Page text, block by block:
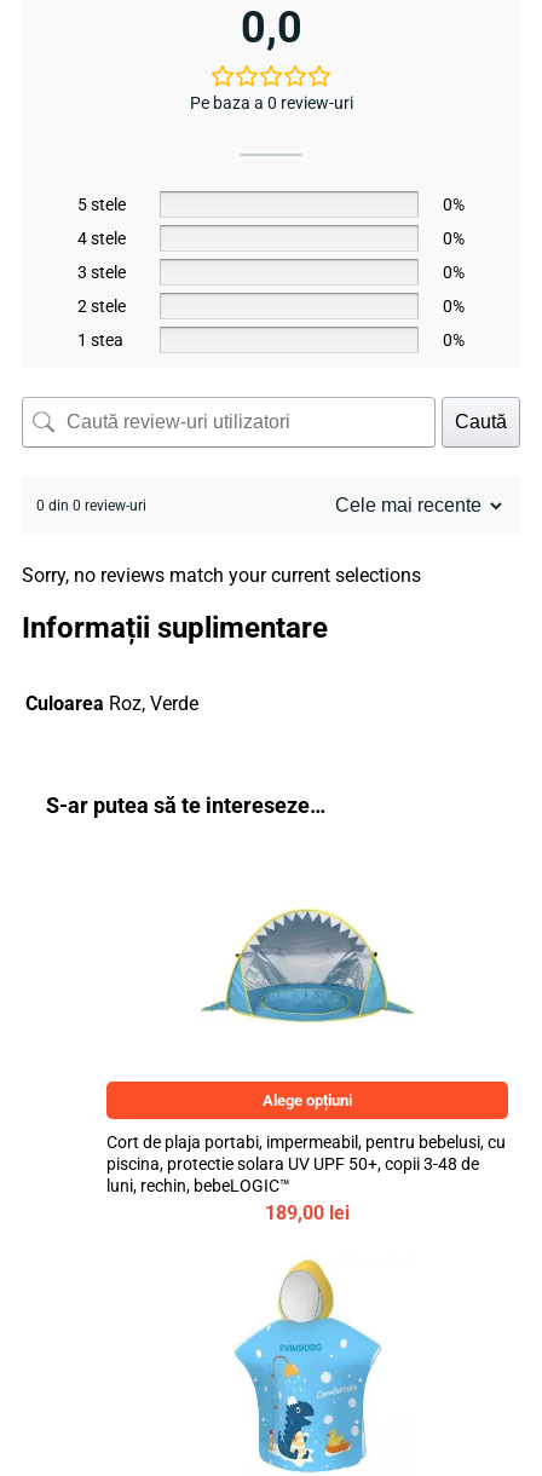
0,0
Pe baza a 0 review-uri
5 stele
0%
4 stele
0%
3 stele
0%
2 stele
0%
1 stea
0%
Caută
0 din 0 review-uri
Sorry, no reviews match your current selections
Informații suplimentare
Culoarea Roz, Verde
S-ar putea să te intereseze…
Alege opțiuni
Cort de plaja portabi, impermeabil, pentru bebelusi, cu
piscina, protectie solara UV UPF 50+, copii 3-48 de
luni, rechin, bebeLOGIC™
189,00 lei